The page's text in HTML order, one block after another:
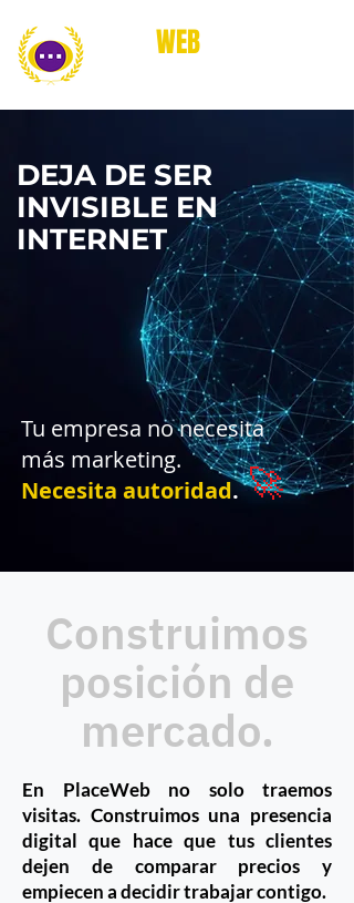
WEB
DEJA DE SER
INVISIBLE EN
INTERNET
🚀
Tu empresa no necesita
más marketing.
Necesita autoridad.
Construimos
posición de
mercado.
En PlaceWeb no solo traemos
visitas. Construimos una presencia
digital que hace que tus clientes
dejen de comparar precios y
empiecen a decidir trabajar contigo.